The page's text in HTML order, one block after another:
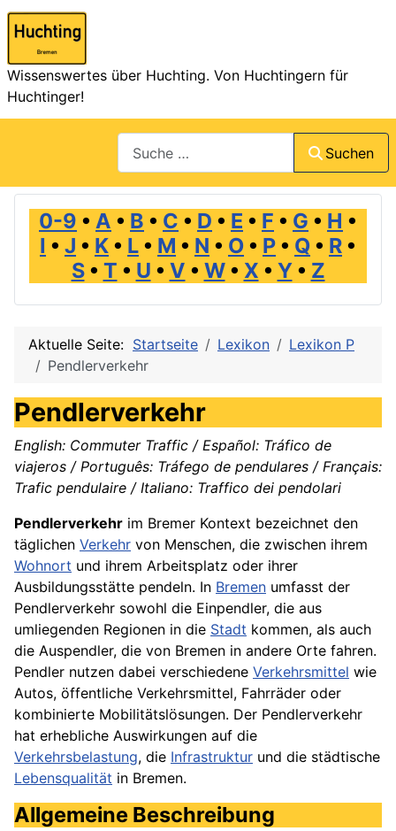
Wissenswertes über Huchting. Von Huchtingern für
Huchtinger!
Suchen
0-9 • A • B • C • D • E • F • G • H •
I • J • K • L • M • N • O • P • Q • R •
S• T • U • V • W• X • Y• Z
Aktuelle Seite: Startseite Lexikon
Lexikon P
Pendlerverkehr
Pendlerverkehr
English: Commuter Traffic / Español: Tráfico de
viajeros / Português: Tráfego de pendulares / Français:
Trafic pendulaire / Italiano: Traffico dei pendolari
Pendlerverkehr im Bremer Kontext bezeichnet den
täglichen Verkehr von Menschen, die zwischen ihrem
Wohnort und ihrem Arbeitsplatz oder ihrer
Ausbildungsstätte pendeln. In Bremen umfasst der
Pendlerverkehr sowohl die Einpendler, die aus
umliegenden Regionen in die Stadt kommen, als auch
die Auspendler, die von Bremen in andere Orte fahren.
Pendler nutzen dabei verschiedene Verkehrsmittel wie
Autos, öffentliche Verkehrsmittel, Fahrräder oder
kombinierte Mobilitätslösungen. Der Pendlerverkehr
hat erhebliche Auswirkungen auf die
Verkehrsbelastung, die Infrastruktur und die städtische
Lebensqualität in Bremen.
Allgemeine Beschreibung